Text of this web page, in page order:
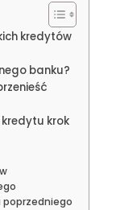
kredytów
banku?
krok
poprzedniego